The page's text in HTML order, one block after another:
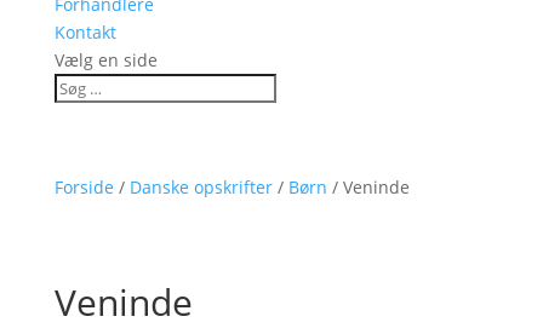
Kontakt
Vælg en side
Forside / Danske opskrifter/ Børn / Veninde
Veninde